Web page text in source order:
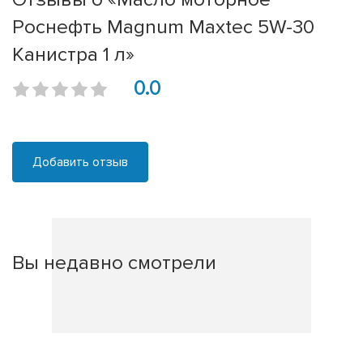
Роснефть Magnum Maxtec 5W-30
Канистра 1 л»
0.0
Добавить отзыв
Вы недавно смотрели